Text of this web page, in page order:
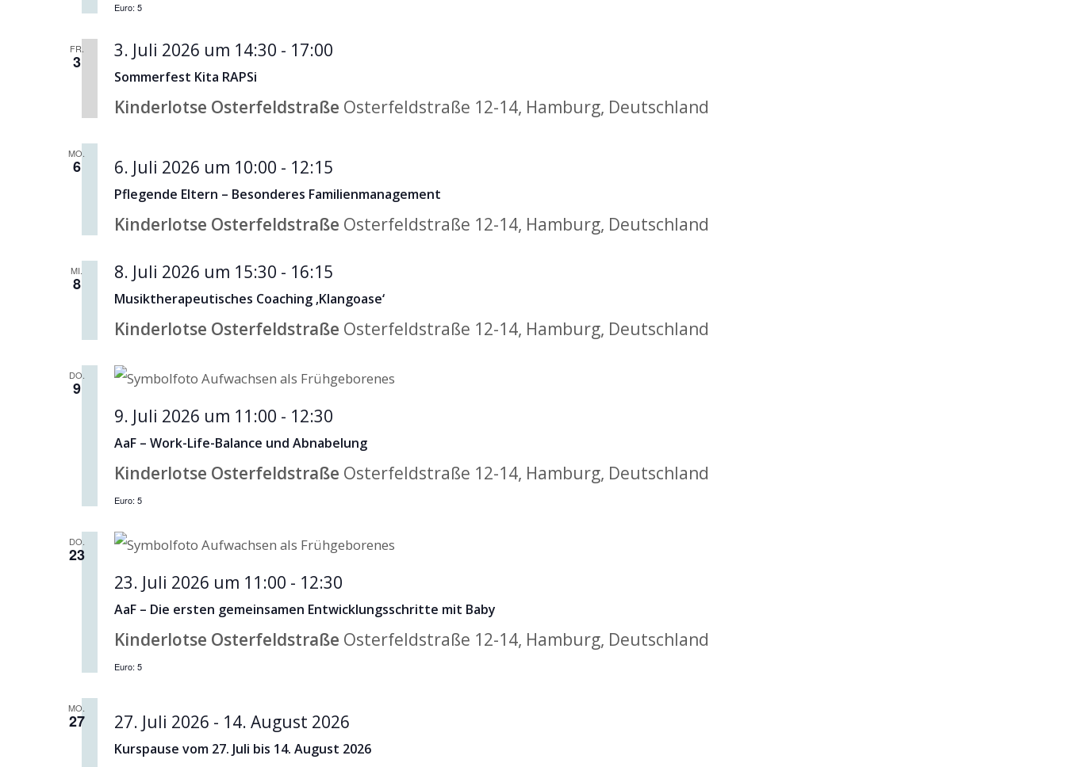
Euro: 5
FR.
3
Sommerfest Kita RAPSi
3. Juli 2026 um 14:30 - 17:00
Kinderlotse Osterfeldstraße Osterfeldstraße 12-14, Hamburg, Deutschland
MO.
6
Pflegende Eltern – Besonderes Familienmanagement
6. Juli 2026 um 10:00 - 12:15
Kinderlotse Osterfeldstraße Osterfeldstraße 12-14, Hamburg, Deutschland
MI.
8
Musiktherapeutisches Coaching ‚Klangoase‘
8. Juli 2026 um 15:30 - 16:15
Kinderlotse Osterfeldstraße Osterfeldstraße 12-14, Hamburg, Deutschland
DO.
9
AaF – Work-Life-Balance und Abnabelung
9. Juli 2026 um 11:00 - 12:30
Kinderlotse Osterfeldstraße Osterfeldstraße 12-14, Hamburg, Deutschland
Euro: 5
DO.
23
AaF – Die ersten gemeinsamen Entwicklungsschritte mit Baby
23. Juli 2026 um 11:00 - 12:30
Kinderlotse Osterfeldstraße Osterfeldstraße 12-14, Hamburg, Deutschland
Euro: 5
MO.
27
Kurspause vom 27. Juli bis 14. August 2026
27. Juli 2026 - 14. August 2026